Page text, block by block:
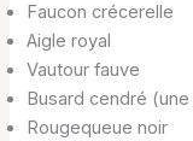
Faucon crécerelle
Aigle royal
Vautour fauve
Busard cendré
Rougequeue noir